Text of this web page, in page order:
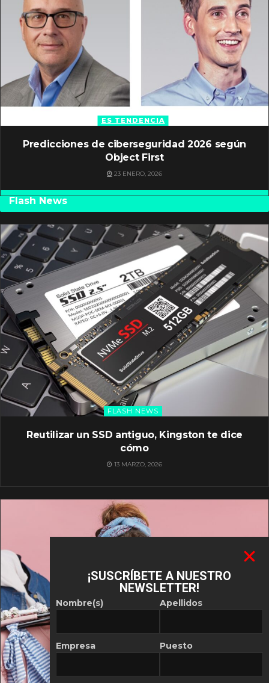
ES TENDENCIA
Predicciones de ciberseguridad 2026 según
Object First
23 ENERO, 2026
Flash News
FLASH NEWS
Reutilizar un SSD antiguo, Kingston te dice
cómo
13 MARZO, 2026
¡SUSCRÍBETE A NUESTRO
NEWSLETTER!
Nombre(s)
Empresa
Apellidos
Puesto